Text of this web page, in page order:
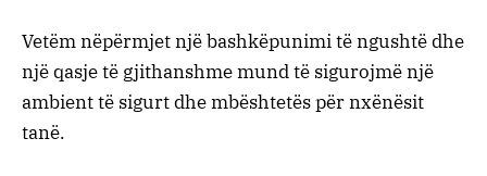
Vetëm nëpërmjet një bashkëpunimi të ngushtë dhe
një qasje të gjithanshme mund të sigurojmë një
ambient të sigurt dhe mbështetës për nxënësit
tanë.